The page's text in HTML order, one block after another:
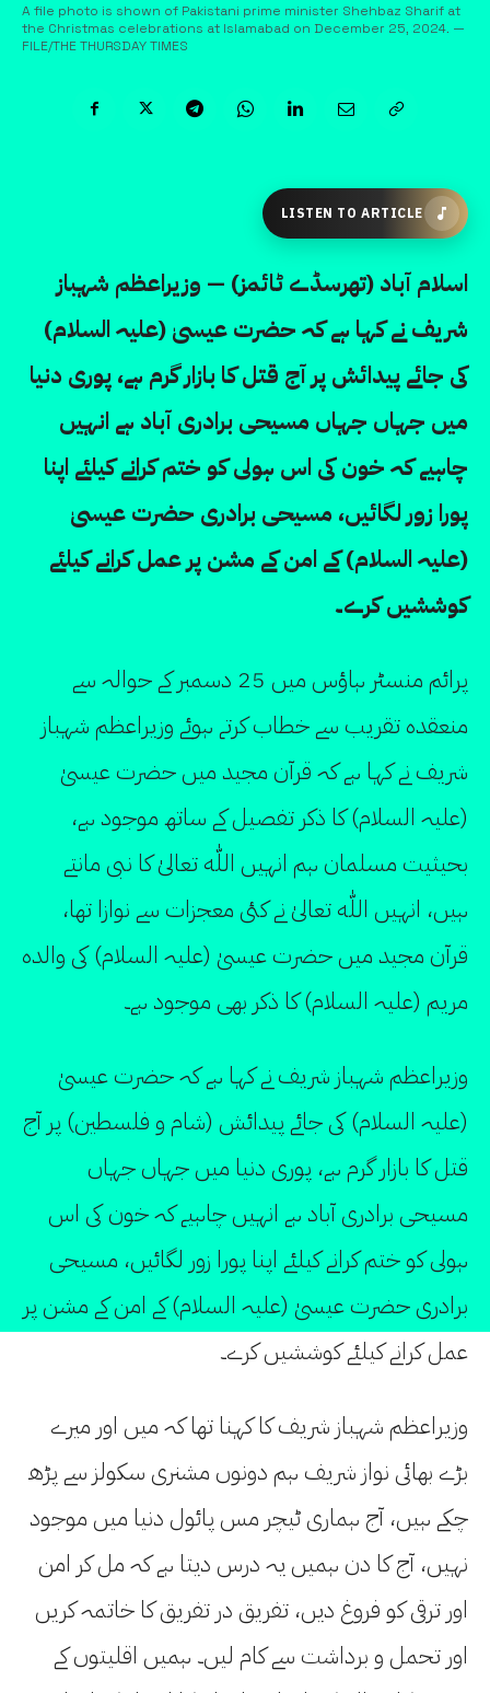
A file photo is shown of Pakistani prime minister Shehbaz Sharif at
the Christmas celebrations at Islamabad on December 25, 2024. —
FILE/THE THURSDAY TIMES
LISTEN TO ARTICLE
اسلام آباد (تھرسڈے ٹائمز) — وزیراعظم شہباز
شریف نے کہا ہے کہ حضرت عیسیٰ (علیہ السلام)
کی جائے پیدائش پر آج قتل کا بازار گرم ہے، پوری دنیا
میں جہاں جہاں مسیحی برادری آباد ہے انہیں
چاہیے کہ خون کی اس ہولی کو ختم کرانے کیلئے اپنا
پورا زور لگائیں، مسیحی برادری حضرت عیسیٰ
(علیہ السلام) کے امن کے مشن پر عمل کرانے کیلئے
کوششیں کرے۔
پرائم منسٹر ہاؤس میں 25 دسمبر کے حوالہ سے
منعقدہ تقریب سے خطاب کرتے ہوئے وزیراعظم شہباز
شریف نے کہا ہے کہ قرآن مجید میں حضرت عیسیٰ
(علیہ السلام) کا ذکر تفصیل کے ساتھ موجود ہے،
بحیثیت مسلمان ہم انہیں اللّٰه تعالیٰ کا نبی مانتے
ہیں، انہیں اللّٰه تعالیٰ نے کئی معجزات سے نوازا تھا،
قرآن مجید میں حضرت عیسیٰ (علیہ السلام) کی والدہ
مریم (علیہ السلام) کا ذکر بھی موجود ہے۔
وزیراعظم شہباز شریف نے کہا ہے کہ حضرت عیسیٰ
(علیہ السلام) کی جائے پیدائش (شام و فلسطین) پر آج
قتل کا بازار گرم ہے، پوری دنیا میں جہاں جہاں
مسیحی برادری آباد ہے انہیں چاہیے کہ خون کی اس
ہولی کو ختم کرانے کیلئے اپنا پورا زور لگائیں، مسیحی
برادری حضرت عیسیٰ (علیہ السلام) کے امن کے مشن پر
عمل کرانے کیلئے کوششیں کرے۔
وزیراعظم شہباز شریف کا کہنا تھا کہ میں اور میرے
بڑے بھائی نواز شریف ہم دونوں مشنری سکولز سے پڑھ
چکے ہیں، آج ہماری ٹیچر مس پائول دنیا میں موجود
نہیں، آج کا دن ہمیں یہ درس دیتا ہے کہ مل کر امن
اور ترقی کو فروغ دیں، تفریق در تفریق کا خاتمہ کریں
اور تحمل و برداشت سے کام لیں۔ ہمیں اقلیتوں کے